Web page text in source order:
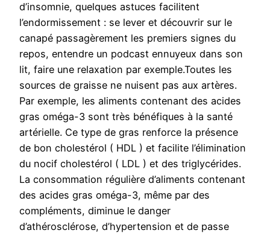
d’insomnie, quelques astuces facilitent
l’endormissement : se lever et découvrir sur le
canapé passagèrement les premiers signes du
repos, entendre un podcast ennuyeux dans son
lit, faire une relaxation par exemple.Toutes les
sources de graisse ne nuisent pas aux artères.
Par exemple, les aliments contenant des acides
gras oméga-3 sont très bénéfiques à la santé
artérielle. Ce type de gras renforce la présence
de bon cholestérol ( HDL ) et facilite l’élimination
du nocif cholestérol ( LDL ) et des triglycérides.
La consommation régulière d’aliments contenant
des acides gras oméga-3, même par des
compléments, diminue le danger
d’athérosclérose, d’hypertension et de passe